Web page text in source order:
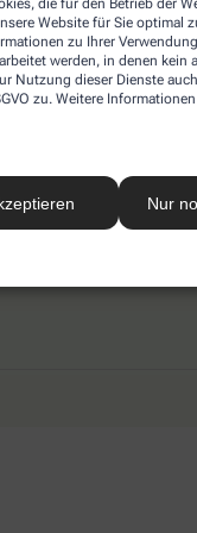
die für den Betrieb der
Website für Sie optimal
zu Ihrer
werden, in denen
Nutzung dieser Dienste
zu. Weitere
Nur
einer anderen akzeptierten
Ihrer Apotheke vor Ort.